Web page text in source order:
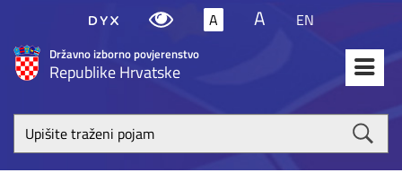
Državno izborno povjerenstvo
Republike Hrvatske
A A EN
Upišite
traženi